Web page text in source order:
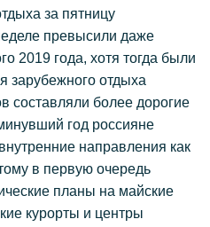
за пятницу
превысили даже
2019 года, хотя тогда были
зарубежного отдыха
составляли более дорогие
год россияне
направления как
в первую очередь
планы на майские
курорты и центры